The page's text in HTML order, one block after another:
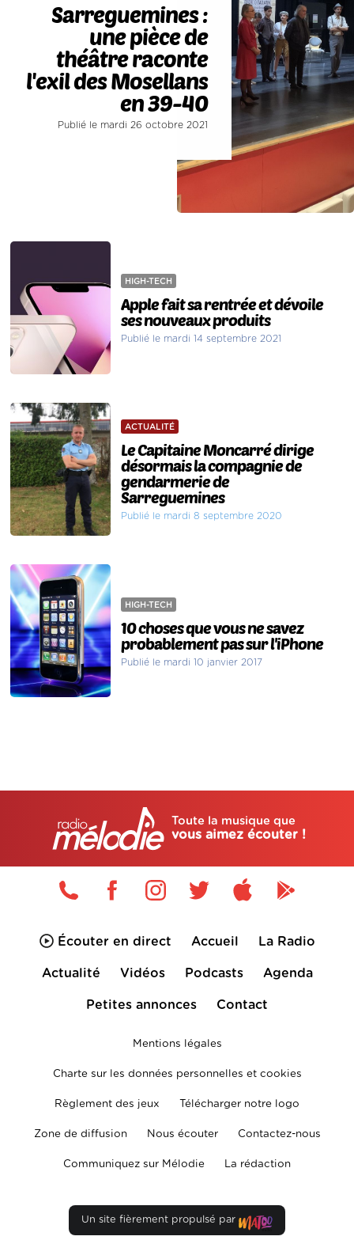
Sarreguemines :
une pièce de
théâtre raconte
l'exil des Mosellans
en 39-40
Publié le mardi 26 octobre 2021
HIGH-TECH
Apple fait sa rentrée et dévoile
ses nouveaux produits
Publié le mardi 14 septembre 2021
ACTUALITÉ
Le Capitaine Moncarré dirige
désormais la compagnie de
gendarmerie de
Sarreguemines
Publié le mardi 8 septembre 2020
HIGH-TECH
10 choses que vous ne savez
probablement pas sur l'iPhone
Publié le mardi 10 janvier 2017
Toute la musique que
vous aimez écouter !
Écouter en direct Accueil La Radio
Actualité Vidéos Podcasts Agenda
Petites annonces Contact
Mentions légales
Charte sur les données personnelles et cookies
Règlement des jeux Télécharger notre logo
Zone de diffusion Nous écouter Contactez-nous
Communiquez sur Mélodie La rédaction
Un site fièrement propulsé par